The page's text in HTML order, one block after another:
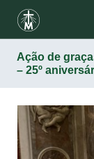
Ação de
– 25º